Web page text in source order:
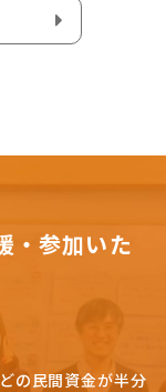
・参加いた
の民間資金が半分